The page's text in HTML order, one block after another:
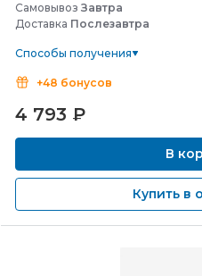
Самовывоз Завтра
Доставка Послезавтра
Способы получения
+48 бонусов
4 793 ₽
В
Купить в